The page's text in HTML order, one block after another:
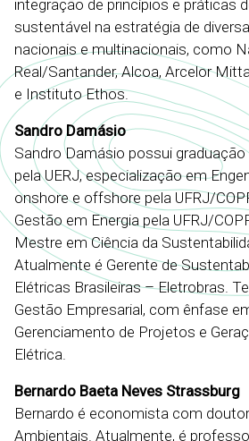
integração de princípios e práticas
sustentável na estratégia de
nacionais e multinacionais, como
Real/Santander, Alcoa, Arcelor
e Instituto Ethos.
Sandro Damásio
Sandro Damásio possui graduação
pela UERJ, especialização em
onshore e offshore pela UFRJ/
Gestão em Energia pela UFRJ/
Mestre em Ciência da
Atualmente é Gerente de
Elétricas Brasileiras – Eletrobras.
Gestão Empresarial, com ênfase
Gerenciamento de Projetos e
Elétrica.
Bernardo Baeta Neves Strassburg
Bernardo é economista com
Ambientais. Atualmente, é